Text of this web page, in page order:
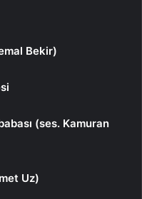
Bekir)
(ses. Kamuran
Uz)